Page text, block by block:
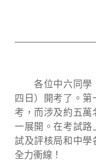
各位中六同學
四日）開考了。
考，而涉及約五
一展開。在考試
試及評核局和中
全力衝線！